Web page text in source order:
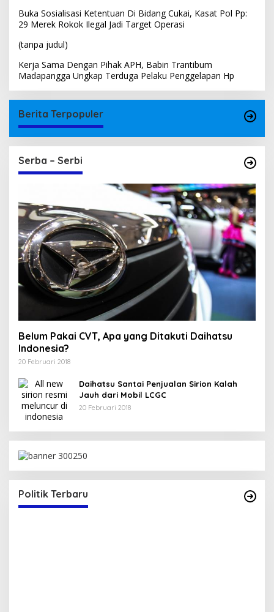
Buka Sosialisasi Ketentuan Di Bidang Cukai, Kasat Pol Pp:
29 Merek Rokok Ilegal Jadi Target Operasi
(tanpa judul)
Kerja Sama Dengan Pihak APH, Babin Trantibum
Madapangga Ungkap Terduga Pelaku Penggelapan Hp
Berita Terpopuler
Serba – Serbi
Belum Pakai CVT, Apa yang Ditakuti Daihatsu
Indonesia?
20 Februari 2018
Daihatsu Santai Penjualan Sirion Kalah
Jauh dari Mobil LCGC
20 Februari 2018
Politik Terbaru
Asal (Lambu) Mendeklarasikan Diri Sebagai
Calon Anggoto DPRD Kabupaten Bima Dapil V
(Sape-Lambu).
Di Politik | 16 Januari 2024